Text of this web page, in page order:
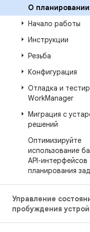
О
Начало работы
Инструкции
Резьба
Конфигурация
Отладка и
WorkManager
Миграция с
решений
Оптимизируйте
использование
API-интерфейсов
планирования
Управление
пробуждения